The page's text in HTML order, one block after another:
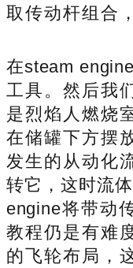
取传动杆组合
在steam engine
工具。然后我
是烈焰人燃烧
在储罐下方摆
发生的从动化
转它，这时流
engine将带动
教程仍是有难
的飞轮布局，